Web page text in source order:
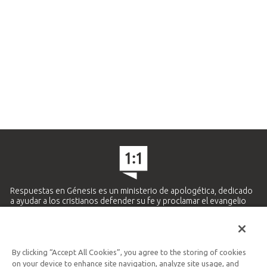
Respuestas en Génesis es un ministerio de apologética, dedicado
a ayudar a los cristianos defender su fe y proclamar el evangelio
Ministerio Hispano y Latinoamericano
By clicking “Accept All Cookies”, you agree to the storing of cookies
on your device to enhance site navigation, analyze site usage, and